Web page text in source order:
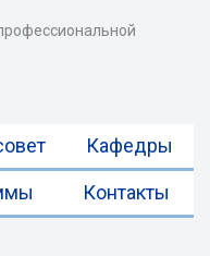
Кафедры
Контакты